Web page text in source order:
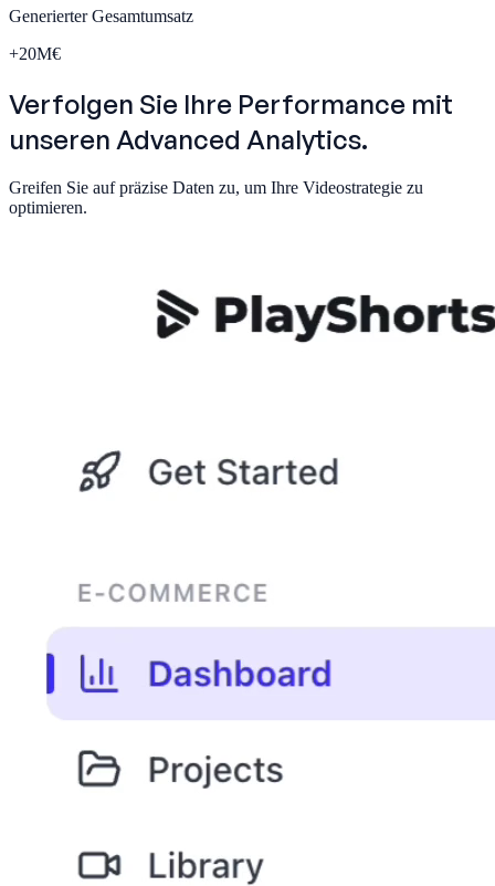
Generierter Gesamtumsatz
+20M€
Verfolgen Sie Ihre Performance mit
unseren Advanced Analytics.
Greifen Sie auf präzise Daten zu, um Ihre Videostrategie zu
optimieren.